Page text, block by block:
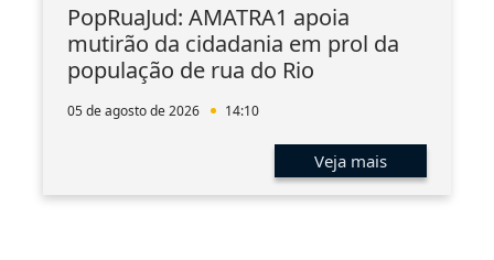
PopRuaJud: AMATRA1 apoia
mutirão da cidadania em prol da
população de rua do Rio
05 de agosto de 2026 14:10
Veja mais